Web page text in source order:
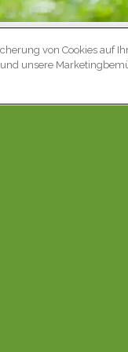
halten
Ihre Muskeln in
von Cookies auf
unsere